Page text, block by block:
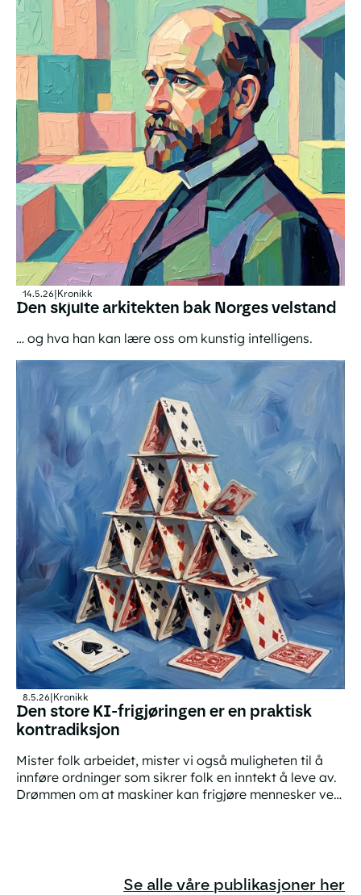
14.5.26 Kronikk
Den skjulte arkitekten bak Norges velstand
… og hva han kan lære oss om kunstig intelligens.
8.5.26|Kronikk
Den store KI-frigjøringen er en praktisk
kontradiksjon
Mister folk arbeidet, mister vi også muligheten til å
innføre ordninger som sikrer folk en inntekt å leve av.
Drømmen om at maskiner kan frigjøre mennesker ved
Se alle våre publikasjoner her